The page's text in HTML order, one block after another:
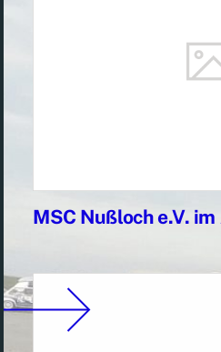
MSC Nußloch e.V. im